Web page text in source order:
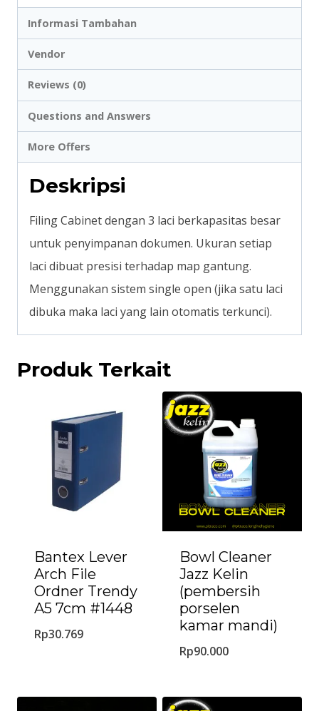
Informasi Tambahan
Vendor
Reviews (0)
Questions and Answers
More Offers
Deskripsi
Filing Cabinet dengan 3 laci berkapasitas besar
untuk penyimpanan dokumen. Ukuran setiap
laci dibuat presisi terhadap map gantung.
Menggunakan sistem single open (jika satu laci
dibuka maka laci yang lain otomatis terkunci).
Produk Terkait
Bantex Lever
Arch File
Ordner Trendy
A5 7cm #1448
Rp30.769
Bowl Cleaner
Jazz Kelin
(pembersih
porselen
kamar mandi)
Rp90.000